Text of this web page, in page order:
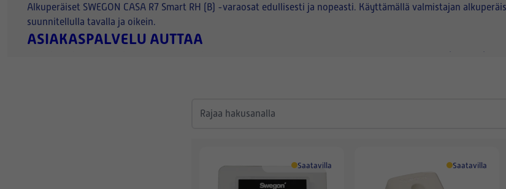
Alkuperäiset SWEGON CASA R7 Smart RH (B) -varaosat edullisesti ja nopeasti. Käyttämällä valmistajan
suunnitellulla tavalla ja oikein.
ASIAKASPALVELU AUTTAA
kuva
Saatavilla Saatavilla